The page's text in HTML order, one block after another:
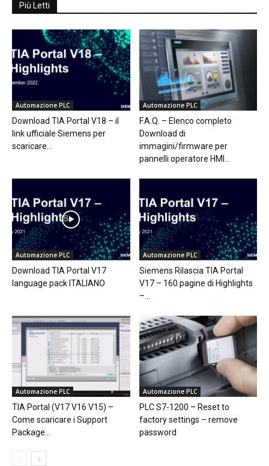
Più Letti
Automazione PLC
Download TIA Portal V18 – il
link ufficiale Siemens per
scaricare...
Automazione PLC
F.A.Q. – Elenco completo
Download di
immagini/firmware per
pannelli operatore HMI...
Automazione PLC
Download TIA Portal V17
language pack ITALIANO
Automazione PLC
Siemens Rilascia TIA Portal
V17 – 160 pagine di Highlights
–...
Automazione PLC
TIA Portal (V17 V16 V15) –
Come scaricare i Support
Package...
Automazione PLC
PLC S7-1200 – Reset to
factory settings – remove
password